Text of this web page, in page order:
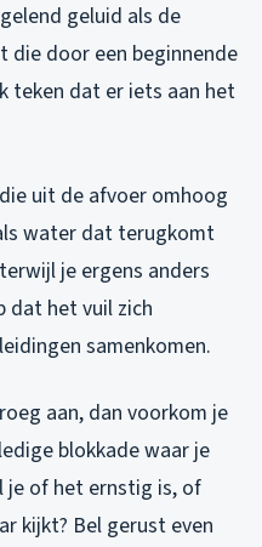
geluid als de
die door een beginnende
teken dat er iets aan het
uit de afvoer omhoog
water dat terugkomt
je ergens anders
dat het vuil zich
samenkomen.
aan, dan voorkom je
blokkade waar je
je of het ernstig is, of
kijkt? Bel gerust even